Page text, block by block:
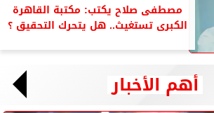
مصطفى صلاح يكتب: مكتبة القاهرة
الكبرى تستغيث.. هل يتحرك التحقيق ؟
أهم الأخبار